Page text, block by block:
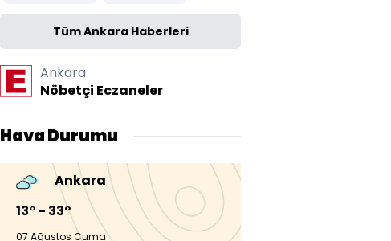
Tüm Ankara Haberleri
Ankara
Nöbetçi Eczaneler
Hava Durumu
Ankara
13° - 33°
07 Ağustos Cuma